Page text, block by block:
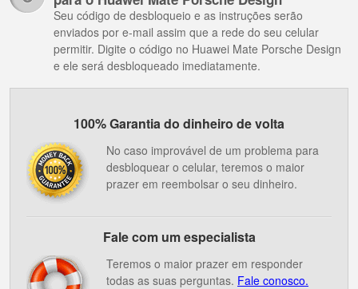
Seu código de desbloqueio e as instruções serão
enviados por e-mail assim que a rede do seu celular
permitir. Digite o código no Huawei Mate Porsche Design
e ele será desbloqueado imediatamente.
100% Garantia do dinheiro de volta
No caso improvável de um problema para
desbloquear o celular, teremos o maior
prazer em reembolsar o seu dinheiro.
Fale com um especialista
Teremos o maior prazer em responder
todas as suas perguntas. Fale conosco.